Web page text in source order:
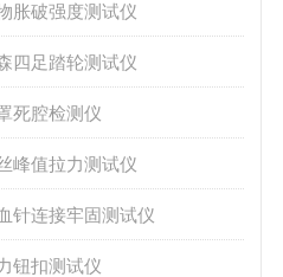
胀破强度测试仪
四足踏轮测试仪
死腔检测仪
峰值拉力测试仪
针连接牢固测试仪
钮扣测试仪